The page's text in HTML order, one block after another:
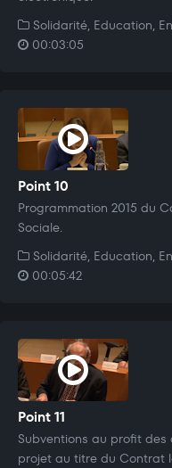
Solidarité, Education,
00:03:05
Point 10
Programmation 2015 du
Sociale.
Solidarité, Education,
00:05:42
Point 11
Subventions au profit
projet au titre du Contrat